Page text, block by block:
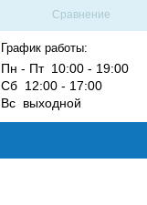
Сравнение
График работы:
Пн - Пт 10:00 - 19:00
Сб 12:00 - 17:00
Вс выходной